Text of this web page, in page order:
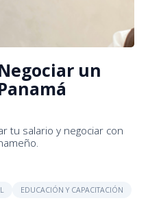
un
tu salario y negociar con
EDUCACIÓN Y CAPACITACIÓN